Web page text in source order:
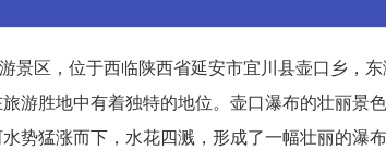
景区，位于西临陕西省延安市宜川县壶口乡，
游胜地中有着独特的地位。壶口瀑布的壮丽景
势猛涨而下，水花四溅，形成了一幅壮丽的瀑布